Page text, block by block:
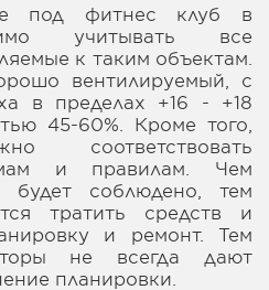
под фитнес клуб в
учитывать все
к таким объектам.
вентилируемый, с
в пределах +16 - +18
45-60%. Кроме того,
соответствовать
и правилам. Чем
будет соблюдено, тем
тратить средств и
и ремонт. Тем
не всегда дают
планировки.